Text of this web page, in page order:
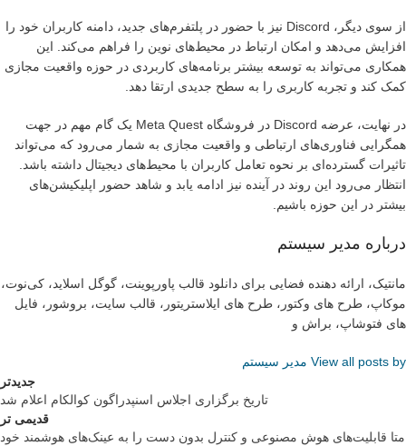
از سوی دیگر، Discord نیز با حضور در پلتفرم‌های جدید، دامنه کاربران خود را
افزایش می‌دهد و امکان ارتباط در محیط‌های نوین را فراهم می‌کند. این
همکاری می‌تواند به توسعه بیشتر برنامه‌های کاربردی در حوزه واقعیت مجازی
کمک کند و تجربه کاربری را به سطح جدیدی ارتقا دهد.
در نهایت، عرضه Discord در فروشگاه Meta Quest یک گام مهم در جهت
همگرایی فناوری‌های ارتباطی و واقعیت مجازی به شمار می‌رود که می‌تواند
تاثیرات گسترده‌ای بر نحوه تعامل کاربران با محیط‌های دیجیتال داشته باشد.
انتظار می‌رود این روند در آینده نیز ادامه یابد و شاهد حضور اپلیکیشن‌های
بیشتر در این حوزه باشیم.
درباره مدیر سیستم
مانتیک، ارائه دهنده فضایی برای دانلود قالب پاورپوینت، گوگل اسلاید، کی‌نوت،
موکاپ، طرح های وکتور، طرح های ایلاستریتور، قالب سایت، بروشور، فایل
های فتوشاپ، براش و
View all posts by مدیر سیستم
جدیدتر
تاریخ برگزاری اجلاس اسنپدراگون کوالکام اعلام شد
قدیمی تر
متا قابلیت‌های هوش مصنوعی و کنترل بدون دست را به عینک‌های هوشمند خود